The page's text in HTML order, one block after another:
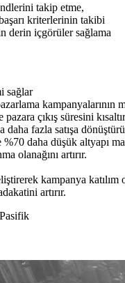
takip etme,
kriterlerinin takibi
derin içgörüler sağlama
sağlar
kampanyalarının
çıkış süresini kısaltır
fazla satışa
daha düşük altyapı
olanağını artırır.
kampanya katılım
artırır.